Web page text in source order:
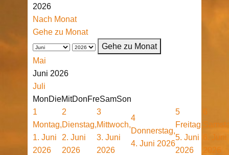
2026
Nach Monat
Gehe zu Monat
Gehe zu Monat
Mai
Juni 2026
Juli
MonDieMitDonFreSamSon
1
Montag,
1. Juni
2026
2
Dienstag,
2. Juni
2026
3
Mittwoch,
3. Juni
2026
4
Donnerstag,
4. Juni 2026
5
Freitag,
5. Juni
2026
6
6. Juni
2026